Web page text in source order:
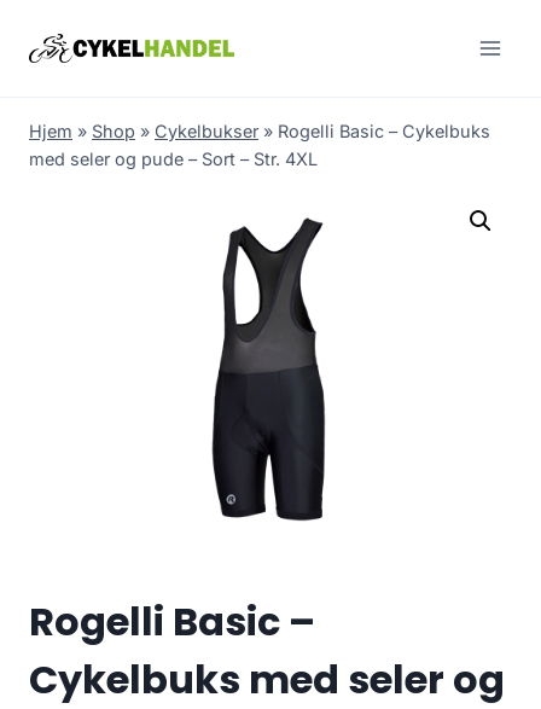
Hjem » Shop » Cykelbukser » Rogelli Basic – Cykelbuks
med seler og pude – Sort – Str. 4XL
Rogelli Basic –
Cykelbuks med seler og